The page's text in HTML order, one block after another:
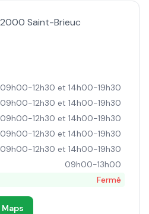
Saint-Brieuc
09h00-12h30 et 14h00-19h30
09h00-12h30 et 14h00-19h30
09h00-12h30 et 14h00-19h30
09h00-12h30 et 14h00-19h30
09h00-12h30 et 14h00-19h30
09h00-13h00
Fermé